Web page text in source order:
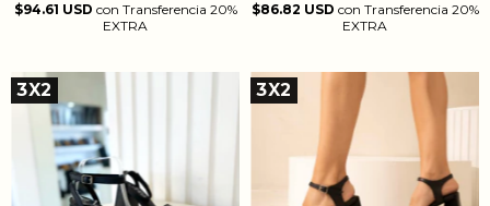
$94.61 USD con Transferencia 20%
EXTRA
$86.82 USD con Transferencia 20%
EXTRA
3X2 3X2